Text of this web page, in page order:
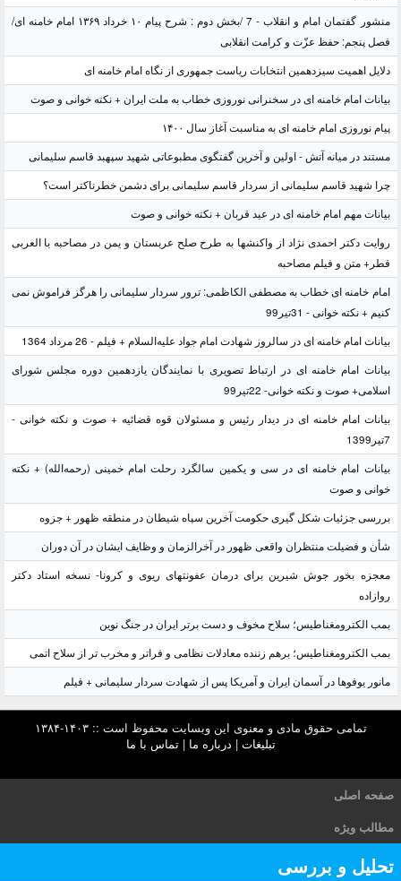
منشور گفتمان امام و انقلاب - 7 /بخش دوم : شرح پیام ۱۰ خرداد ۱۳۶۹ امام خامنه ای/
فصل پنجم: حفظ عزّت و کرامت انقلابی
دلایل اهمیت سیزدهمین انتخابات ریاست جمهوری از نگاه امام خامنه ای
بیانات امام خامنه ای در سخنرانی نوروزی خطاب به ملت ایران + نکته خوانی و صوت
پیام نوروزی امام خامنه ای به مناسبت آغاز سال ۱۴۰۰
مستند در میانه آتش - اولین و آخرین گفتگوی مطبوعاتی شهید سپهبد قاسم سلیمانی
چرا شهید قاسم سلیمانی از سردار قاسم سلیمانی برای دشمن خطرناکتر است؟
بیانات مهم امام خامنه ای در عید قربان + نکته خوانی و صوت
روایت دکتر احمدی نژاد از واکنشها به طرح صلح عربستان و یمن در مصاحبه با العربی
قطر+ متن و فیلم مصاحبه
امام خامنه ای خطاب به مصطفی الکاظمی: ترور سردار سلیمانی را هرگز فراموش نمی
کنیم + نکته خوانی - 31تیر99
بیانات امام خامنه ای در سالروز شهادت امام جواد علیه‌السلام + فیلم - 26 مرداد 1364
بیانات امام خامنه ای در ارتباط تصویری با نمایندگان یازدهمین دوره مجلس شورای
اسلامی+ صوت و نکته خوانی- 22تیر99
بیانات امام خامنه ای در دیدار رئیس و مسئولان قوه قضائیه + صوت و نکته خوانی -
7تیر1399
بیانات امام خامنه ای در سی و یکمین سالگرد رحلت امام خمینی (رحمه‌الله) + نکته
خوانی و صوت
بررسی جزئیات شکل گیری حکومت آخرین سپاه شیطان در منطقه ظهور + جزوه
شأن و فضیلت منتظران واقعی ظهور در آخرالزمان و وظایف ایشان در آن دوران
معجزه بخور جوش شیرین برای درمان عفونتهای ریوی و کرونا- نسخه استاد دکتر
روازاده
بمب الکترومغناطیس؛ سلاح مخوف و دست برتر ایران در جنگ نوین
بمب الکترومغناطیس؛ برهم زننده معادلات نظامی و فراتر و مخرب تر از سلاح اتمی
مانور یوفوها در آسمان ایران و آمریکا پس از شهادت سردار سلیمانی + فیلم
تمامی حقوق مادی و معنوی این وبسایت محفوظ است :: ۱۴۰۳-۱۳۸۴
تبلیغات | درباره ما |تماس با ما
صفحه اصلی
مطالب ویژه
تحلیل و بررسی